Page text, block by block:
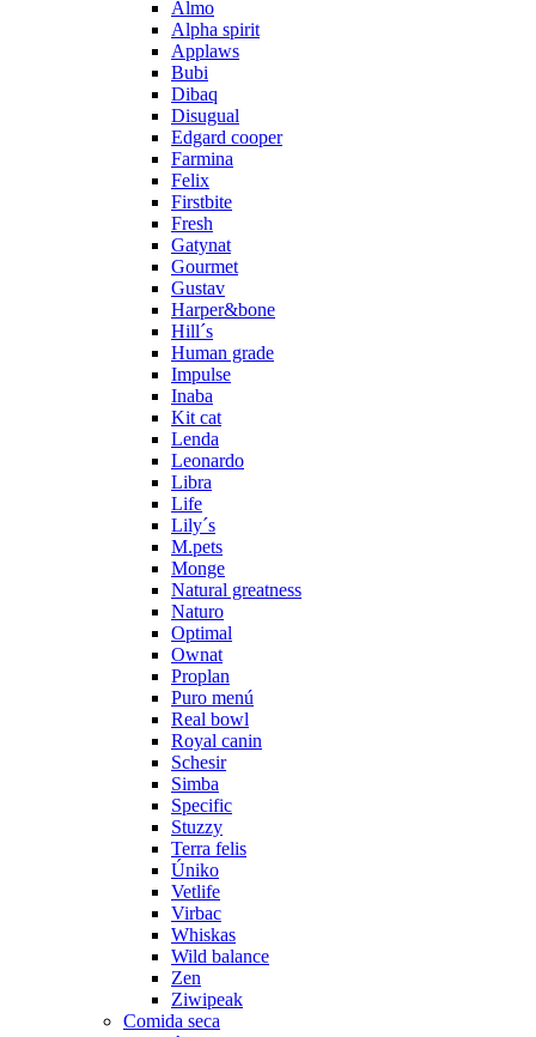
Almo
Alpha spirit
Applaws
Bubi
Dibaq
Disugual
Edgard cooper
Farmina
Felix
Firstbite
Fresh
Gatynat
Gourmet
Gustav
Harper&bone
Hill´s
Human grade
Impulse
Inaba
Kit cat
Lenda
Leonardo
Libra
Life
Lily´s
M.pets
Monge
Natural greatness
Naturo
Optimal
Ownat
Proplan
Puro menú
Real bowl
Royal canin
Schesir
Simba
Specific
Stuzzy
Terra felis
Úniko
Vetlife
Virbac
Whiskas
Wild balance
Zen
Ziwipeak
Comida seca